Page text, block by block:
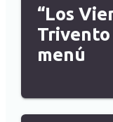
“Los
menú